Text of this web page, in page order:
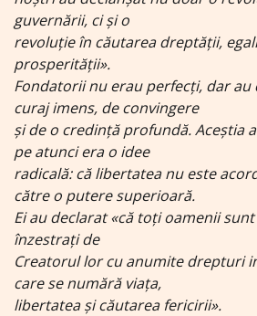
guvernării, ci și o
revoluție în căutarea dreptății,
prosperității».
Fondatorii nu erau perfecți, dar au
curaj imens, de convingere
și de o credință profundă. Aceștia
pe atunci era o idee
radicală: că libertatea nu este
către o putere superioară.
Ei au declarat «că toți oamenii
înzestrați de
Creatorul lor cu anumite drepturi
care se numără viața,
libertatea și căutarea fericirii».